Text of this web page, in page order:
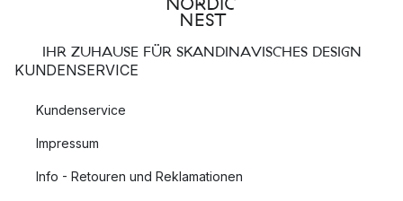
IHR ZUHAUSE FÜR SKANDINAVISCHES DESIGN
KUNDENSERVICE
Kundenservice
Impressum
Info - Retouren und Reklamationen